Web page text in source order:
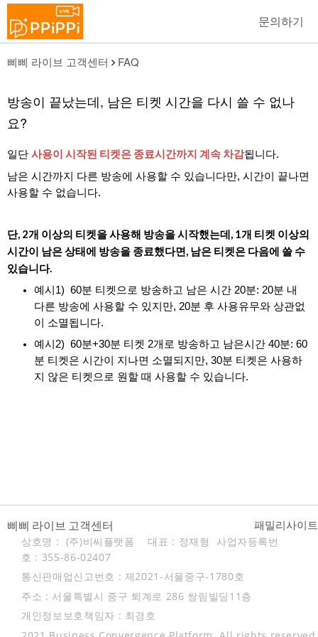
문의하기
삐삐 라이브 고객센터 FAQ
방송이 끝났는데, 남은 티켓 시간을 다시 쓸 수 없나
요?
일단 사용이 시작된 티켓은 종료시간까지 계속 차감됩니다.
남은 시간까지 다른 방송에 사용할 수 있습니다만, 시간이 끝나면
사용할 수 없습니다.
단, 2개 이상의 티켓을 사용해 방송을 시작했는데, 1개 티켓 이상의
시간이 남은 상태에 방송을 종료했다면, 남은 티켓은 다음에 쓸 수
있습니다.
예시1) 60분 티켓으로 방송하고 남은 시간 20분: 20분 내
다른 방송에 사용할 수 있지만, 20분 후 사용유무와 상관없
이 소멸됩니다.
예시2) 60분+30분 티켓 2개로 방송하고 남은시간 40분: 60
분 티켓은 시간이 지나면 소멸되지만, 30분 티켓은 사용하
지 않은 티켓으로 원할 때 사용할 수 있습니다.
삐삐 라이브 고객센터 패밀리사이
상호명 : (주)비씨플랫폼 대표 : 정재형 사업자등록번
호 : 355-86-02407
통신판매업신고번호 : 제2021-서울중구-1780호
주소 : 서울특별시 중구 퇴계로 286 쌍림빌딩11층
개인정보보호책임자 : 최경호